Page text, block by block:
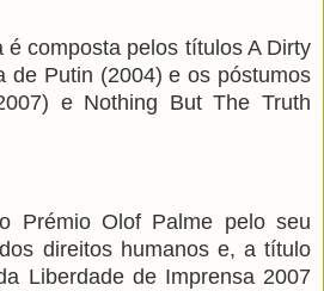
é composta pelos títulos A Dirty
de Putin (2004) e os póstumos
e Nothing But The Truth
Prémio Olof Palme pelo seu
direitos humanos e, a título
Liberdade de Imprensa 2007